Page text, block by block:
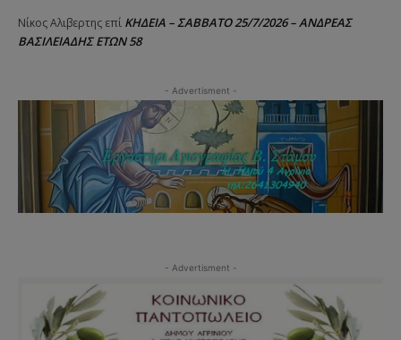
Νίκος Αλιβερτης επί ΚΗΔΕΙΑ – ΣΑΒΒΑΤΟ 25/7/2026 – ΑΝΔΡΕΑΣ
ΒΑΣΙΛΕΙΑΔΗΣ ΕΤΩΝ 58
- Advertisment -
- Advertisment -